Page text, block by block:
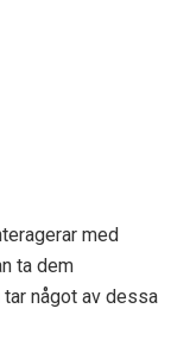
med
ta dem
något av dessa